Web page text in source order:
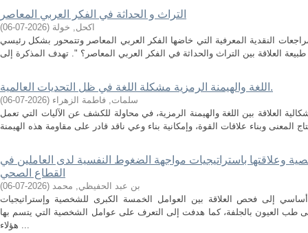
التراث و الحداثة في الفكر العربي المعاصر
اكحل, خولة (
2026-07-06
)
النقدية المعرفية التي خاضها الفكر العربي المعاصر وتتمحور بشكل رئيسي
اللغة والهيمنة الرمزية مشكلة اللغة في ظل التحديات العالمية.
سلمات, فاطمة الزهراء (
2026-07-06
)
العلاقة بين اللغة والهيمنة الرمزية، في محاولة للكشف عن الآليات التي تعمل
وعلاقتها باستراتيجيات مواجهة الضغوط النفسية لدى العاملين في
القطاع الصحي
بن عبد الحفيظي, محمد (
2026-07-06
)
إلى فحص العلاقة بين العوامل الخمسة الكبرى للشخصية وإستراتيجيات
العيون بالجلفة، كما هدفت إلى التعرف على عوامل الشخصية التي يتسم بها
هؤلاء ...